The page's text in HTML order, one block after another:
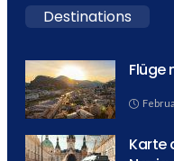
Destinations
Flüge
Karte